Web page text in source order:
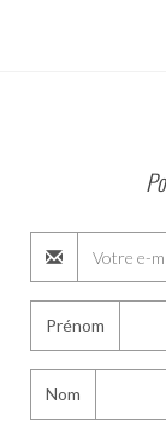
Prénom
Nom